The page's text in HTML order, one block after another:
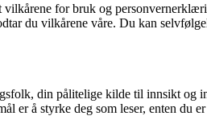
vilkårene for bruk og
du vilkårene våre. Du kan
din pålitelige kilde til innsikt og
er å styrke deg som leser, enten du